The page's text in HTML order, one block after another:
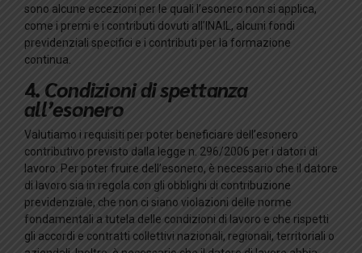
sono alcune eccezioni per le quali l’esonero non si applica,
come i premi e i contributi dovuti all’INAIL, alcuni fondi
previdenziali specifici e i contributi per la formazione
continua.
4. Condizioni di spettanza
all’esonero
Valutiamo i requisiti per poter beneficiare dell’esonero
contributivo previsto dalla legge n. 296/2006 per i datori di
lavoro. Per poter fruire dell’esonero, è necessario che il datore
di lavoro sia in regola con gli obblighi di contribuzione
previdenziale, che non ci siano violazioni delle norme
fondamentali a tutela delle condizioni di lavoro e che rispetti
gli accordi e contratti collettivi nazionali, regionali, territoriali o